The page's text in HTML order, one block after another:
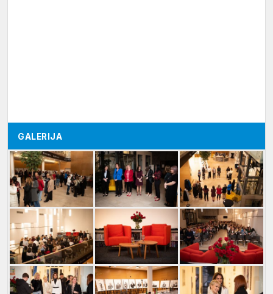
GALERIJA